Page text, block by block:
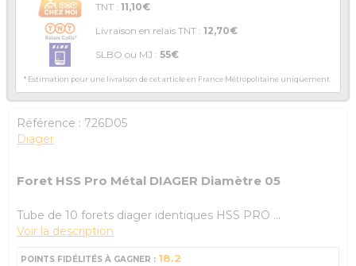
TNT : 11,10€
Livraison en relais TNT : 12,70€
SLBO ou MJ : 55€
* Estimation pour une livraison de cet article en France Métropolitaine uniquement.
Référence : 726D05
Diager
Foret HSS Pro Métal DIAGER Diamètre 05
Tube de 10 forets diager identiques HSS PRO ...
Voir la description
POINTS FIDÉLITÉS À GAGNER : 18.2